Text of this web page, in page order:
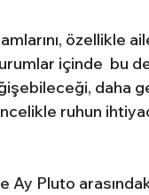
özellikle
içinde  bu
ruhun
Pluto